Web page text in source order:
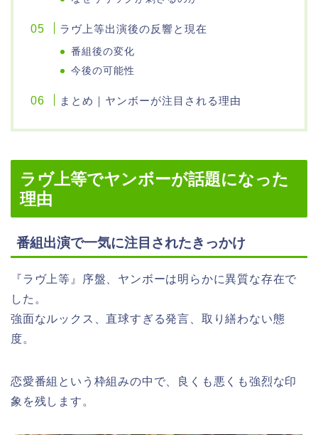
ラヴ上等出演後の反響と現在
番組後の変化
今後の可能性
まとめ｜ヤンボーが注目される理由
ラヴ上等でヤンボーが話題になった
理由
番組出演で一気に注目されたきっかけ
『ラヴ上等』序盤、ヤンボーは明らかに異質な存在で
した。
強面なルックス、直球すぎる発言、取り繕わない態
度。
恋愛番組という枠組みの中で、良くも悪くも強烈な印
象を残します。